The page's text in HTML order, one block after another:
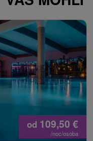
od 109,50 €
/noc/osoba